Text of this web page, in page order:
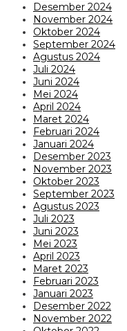
Desember 2024
November 2024
Oktober 2024
September 2024
Agustus 2024
Juli 2024
Juni 2024
Mei 2024
April 2024
Maret 2024
Februari 2024
Januari 2024
Desember 2023
November 2023
Oktober 2023
September 2023
Agustus 2023
Juli 2023
Juni 2023
Mei 2023
April 2023
Maret 2023
Februari 2023
Januari 2023
Desember 2022
November 2022